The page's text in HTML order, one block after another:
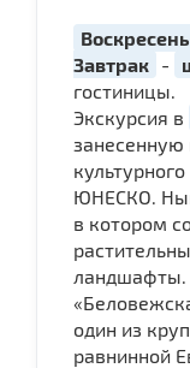
Завтрак -
гостиницы.
Экскурсия в
занесенную
ЮНЕСКО.
в котором
ландшафты.
один из
равнинной